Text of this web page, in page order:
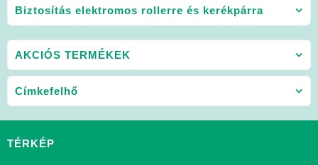
Biztosítás elektromos rollerre és kerékpárra
AKCIÓS TERMÉKEK
Címkefelhő
TÉRKÉP